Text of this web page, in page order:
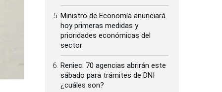
Ministro de Economía anunciará
hoy primeras medidas y
prioridades económicas del
sector
Reniec: 70 agencias abrirán este
sábado para trámites de DNI
¿cuáles son?